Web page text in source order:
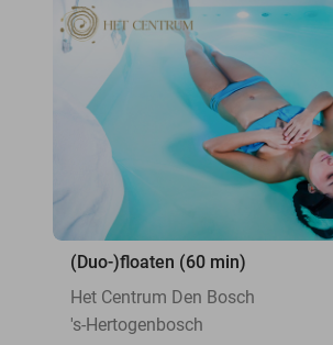
(Duo-)floaten (60 min)
Het Centrum Den Bosch
's-Hertogenbosch